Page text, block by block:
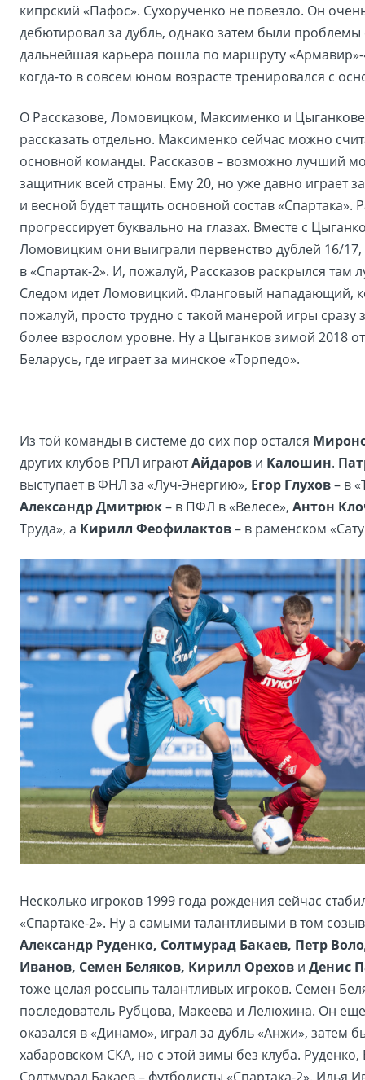
кипрский «Пафос». Сухорученко не повезло. Он
дебютировал за дубль, однако затем были проблемы
дальнейшая карьера пошла по маршруту «Армавир»-
когда-то в совсем юном возрасте тренировался с
О Рассказове, Ломовицком, Максименко и Цыганкове
рассказать отдельно. Максименко сейчас можно
основной команды. Рассказов – возможно лучший
защитник всей страны. Ему 20, но уже давно играет
и весной будет тащить основной состав «Спартака».
прогрессирует буквально на глазах. Вместе с
Ломовицким они выиграли первенство дублей 16/
в «Спартак-2». И, пожалуй, Рассказов раскрылся там
Следом идет Ломовицкий. Фланговый нападающий,
пожалуй, просто трудно с такой манерой игры сразу
более взрослом уровне. Ну а Цыганков зимой 2018
Беларусь, где играет за минское «Торпедо».
Из той команды в системе до сих пор остался
других клубов РПЛ играютАйдаров и Калошин.
выступает в ФНЛ за «Луч-Энергию», Егор Глухов– в
Александр Дмитрюк– в ПФЛ в «Велесе», Антон
Труда», а Кирилл Феофилактов– в раменском
Несколько игроков 1999 года рождения сейчас
«Спартаке-2». Ну а самыми талантливыми в том
Александр Руденко, Солтмурад Бакаев, Петр
Иванов, Семен Беляков, Кирилл Орехов и Денис
тоже целая россыпь талантливых игроков. Семен
последователь Рубцова, Макеева и Лелюхина. Он
оказался в «Динамо», играл за дубль «Анжи», затем
хабаровском СКА, но с этой зимы без клуба.
Солтмурад Бакаев – футболисты «Спартака-2». Илья